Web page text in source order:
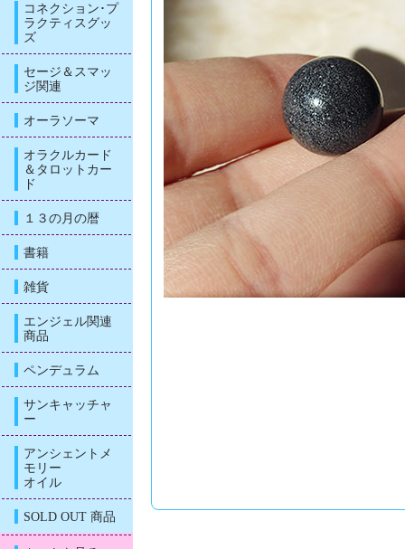
コネクション･プ
ラクティスグッ
ズ
セージ＆スマッ
ジ関連
オーラソーマ
オラクルカード
＆タロットカー
ド
１３の月の暦
書籍
雑貨
エンジェル関連
商品
ペンデュラム
サンキャッチャ
ー
アンシェントメ
モリー
オイル
SOLD OUT 商品